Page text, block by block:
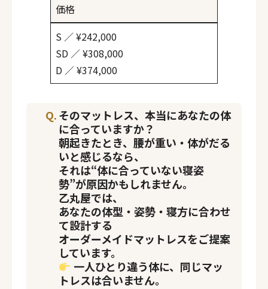
価格
S ／ ¥242,000
SD ／ ¥308,000
D ／ ¥374,000
そのマットレス、本当にあなたの体
に合っていますか？
朝起きたとき、腰が重い・体がだる
いと感じるなら、
それは“体に合っていない寝姿
勢”が原因かもしれません。
乙丸屋では、
あなたの体型・姿勢・寝方に合わせ
て設計する
オーダーメイドマットレスをご提案
しています。
一人ひとり違う体に、同じマッ
トレスは合いません。